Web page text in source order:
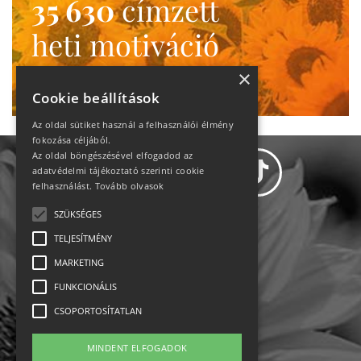
35 630címzett
heti motiváció
Ne maradj le!
Impresszum-kapcsolat
Jogi nyilatkozat
×
Cookie beállítások
Az oldal sütiket használ a felhasználói élmény
fokozása céljából.
Az oldal böngészésével elfogadod az
adatvédelmi tájékoztató szerinti cookie
felhasználást. Tovább olvasok
SZÜKSÉGES
TELJESÍTMÉNY
MARKETING
FUNKCIONÁLIS
CSOPORTOSÍTATLAN
MINDENT ELFOGADOK